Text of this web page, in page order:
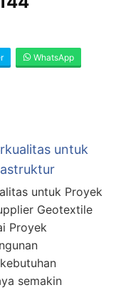
WhatsApp
untuk
untuk Proyek
Geotextile
Proyek
semakin